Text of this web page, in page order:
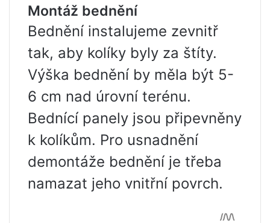
Montáž bednění
Bednění instalujeme zevnitř
tak, aby kolíky byly za štíty.
Výška bednění by měla být 5-
6 cm nad úrovní terénu.
Bednící panely jsou připevněny
k kolíkům. Pro usnadnění
demontáže bednění je třeba
namazat jeho vnitřní povrch.